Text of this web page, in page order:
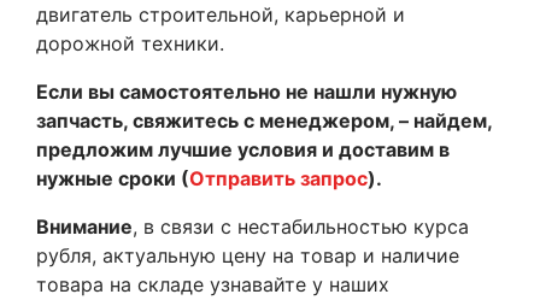
двигатель строительной, карьерной и
дорожной техники.
Если вы самостоятельно не нашли нужную
запчасть, свяжитесь с менеджером, – найдем,
предложим лучшие условия и доставим в
нужные сроки (Отправить запрос).
Внимание, в связи с нестабильностью курса
рубля, актуальную цену на товар и наличие
товара на складе узнавайте у наших